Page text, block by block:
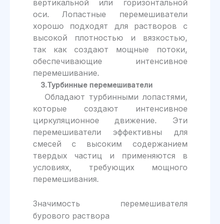
вертикальной или горизонтальной
оси. Лопастные перемешиватели
хорошо подходят для растворов с
высокой плотностью и вязкостью,
так как создают мощные потоки,
обеспечивающие интенсивное
перемешивание.
3.Турбинные перемешиватели
Обладают турбинными лопастями,
которые создают интенсивное
циркуляционное движение. Эти
перемешиватели эффективны для
смесей с высоким содержанием
твердых частиц и применяются в
условиях, требующих мощного
перемешивания.
Значимость перемешивателя
бурового раствора